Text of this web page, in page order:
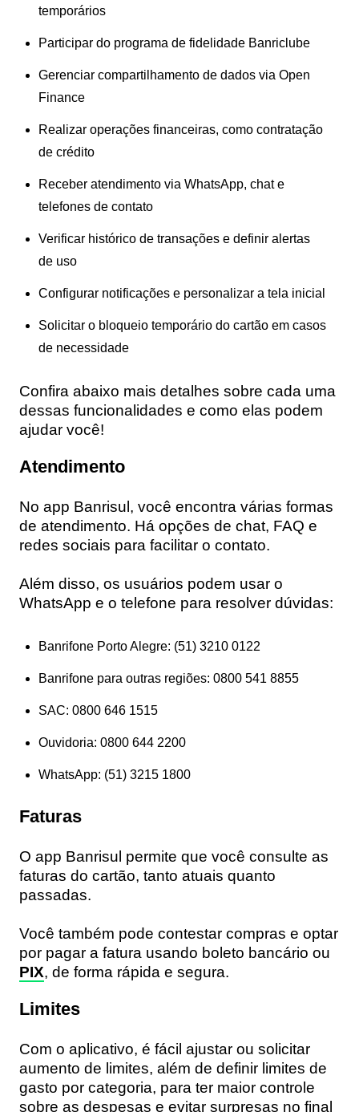
temporários
Participar do programa de fidelidade Banriclube
Gerenciar compartilhamento de dados via Open
Finance
Realizar operações financeiras, como contratação
de crédito
Receber atendimento via WhatsApp, chat e
telefones de contato
Verificar histórico de transações e definir alertas
de uso
Configurar notificações e personalizar a tela inicial
Solicitar o bloqueio temporário do cartão em casos
de necessidade
Confira abaixo mais detalhes sobre cada uma
dessas funcionalidades e como elas podem
ajudar você!
Atendimento
No app Banrisul, você encontra várias formas
de atendimento. Há opções de chat, FAQ e
redes sociais para facilitar o contato.
Além disso, os usuários podem usar o
WhatsApp e o telefone para resolver dúvidas:
Banrifone Porto Alegre: (51) 3210 0122
Banrifone para outras regiões: 0800 541 8855
SAC: 0800 646 1515
Ouvidoria: 0800 644 2200
WhatsApp: (51) 3215 1800
Faturas
O app Banrisul permite que você consulte as
faturas do cartão, tanto atuais quanto
passadas.
Você também pode contestar compras e optar
por pagar a fatura usando boleto bancário ou
PIX, de forma rápida e segura.
Limites
Com o aplicativo, é fácil ajustar ou solicitar
aumento de limites, além de definir limites de
gasto por categoria, para ter maior controle
sobre as despesas e evitar surpresas no final